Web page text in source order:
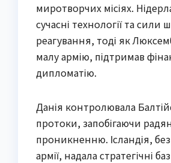
миротворчих місіях.
сучасні технології та сили
реагування, тоді як
малу армію, підтримав
дипломатію.
Данія контролювала
протоки, запобігаючи
проникненню. Ісландія,
армії, надала стратегічні